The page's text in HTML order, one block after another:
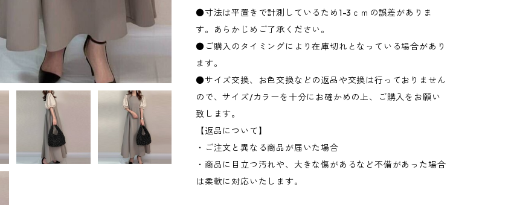
●寸法は平置きで計測しているため1-3ｃｍの誤差がありま
す。あらかじめご了承ください。
●ご購入のタイミングにより在庫切れとなっている場合があり
ます。
●サイズ交換、お色交換などの返品や交換は行っておりません
ので、サイズ/カラーを十分にお確かめの上、ご購入をお願い
致します。
【返品について】
・ご注文と異なる商品が届いた場合
・商品に目立つ汚れや、大きな傷があるなど不備があった場合
は柔軟に対応いたします。